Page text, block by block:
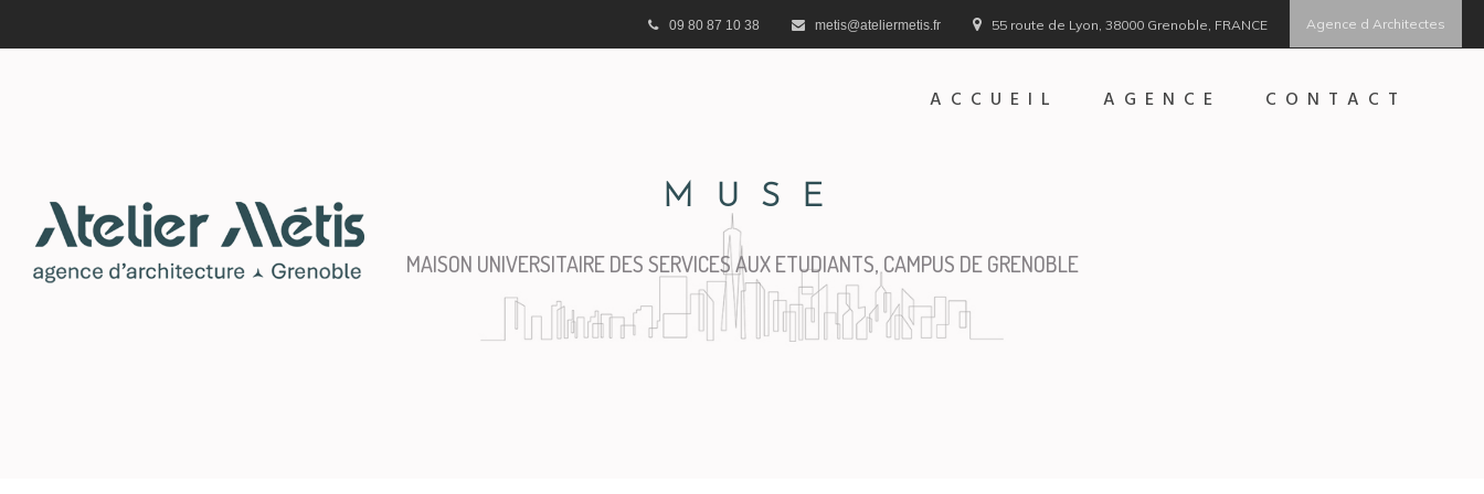
09 80 87 10 38 metis@ateliermetis.fr 55 route de Lyon, 38000 Grenoble, FRANCE Agence d Architectes
ACCUEIL AGENCE CONTACT
MUSE
MAISON UNIVERSITAIRE DES SERVICES AUX ETUDIANTS, CAMPUS DE GRENOBLE